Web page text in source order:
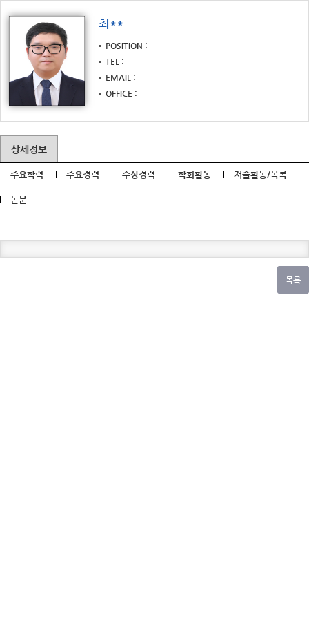
최**
POSITION
TEL
EMAIL
OFFICE
상세정보
주요학력 주요경력 수상경력 학회활동 저술활동/목록
논문